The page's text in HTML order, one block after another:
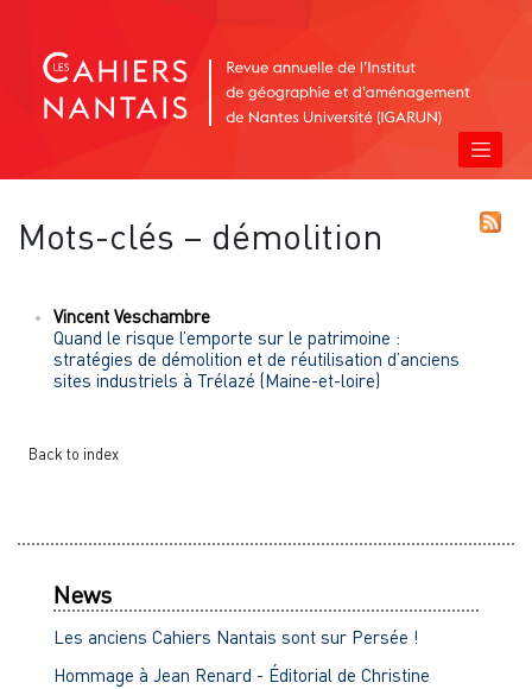
Mots-clés – démolition
Vincent Veschambre
Quand le risque l’emporte sur le patrimoine :
stratégies de démolition et de réutilisation d’anciens
sites industriels à Trélazé (Maine-et-loire)
Back to index
News
Les anciens Cahiers Nantais sont sur Persée !
Hommage à Jean Renard - Éditorial de Christine